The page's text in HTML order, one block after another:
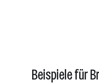
Beispiele für